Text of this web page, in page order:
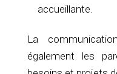
accueillante.
La
également les